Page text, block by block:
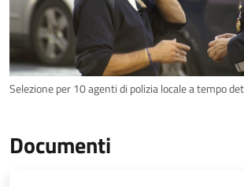
Selezione per 10 agenti di polizia locale a tempo
Documenti